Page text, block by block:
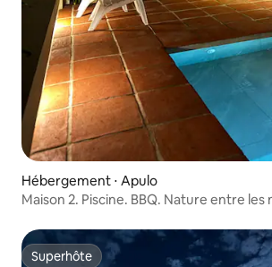
Hébergement ⋅ Apulo
Maison 2. Piscine. BBQ. Nature entre
Superhôte